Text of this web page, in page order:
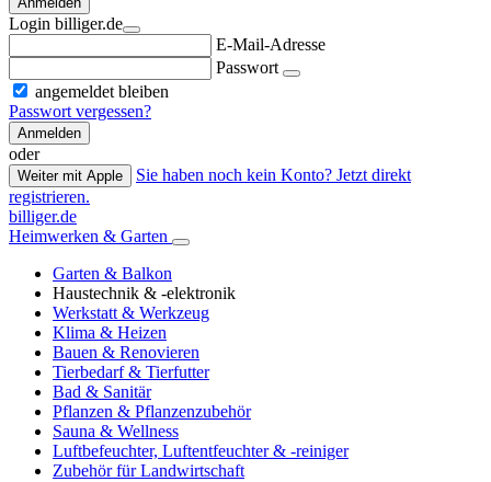
Login billiger.de
E-Mail-Adresse
Passwort
angemeldet bleiben
Passwort vergessen?
Anmelden
oder
Weiter mit Apple
Sie haben noch kein Konto? Jetzt direkt
registrieren.
billiger.de
Heimwerken & Garten
Garten & Balkon
Haustechnik & -elektronik
Werkstatt & Werkzeug
Klima & Heizen
Bauen & Renovieren
Tierbedarf & Tierfutter
Bad & Sanitär
Pflanzen & Pflanzenzubehör
Sauna & Wellness
Luftbefeuchter, Luftentfeuchter & -reiniger
Zubehör für Landwirtschaft